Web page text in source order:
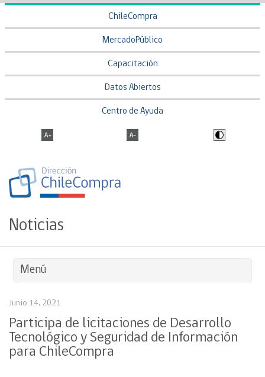
ChileCompra
MercadoPúblico
Capacitación
Datos Abiertos
Centro de Ayuda
Noticias
Menú
Junio 14, 2021
Participa de licitaciones de Desarrollo
Tecnológico y Seguridad de Información
para ChileCompra